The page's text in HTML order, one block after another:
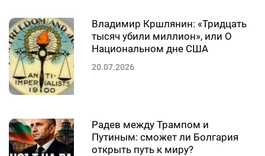
Владимир Кршлянин: «Тридцать
тысяч убили миллион», или О
Национальном дне США
20.07.2026
Радев между Трампом и
Путиным: сможет ли Болгария
открыть путь к миру?